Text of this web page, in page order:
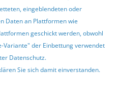
eingeblendeten oder
Daten an Plattformen wie
geschickt werden, obwohl
Variante" der Einbettung verwendet
Datenschutz.
Sie sich damit einverstanden.